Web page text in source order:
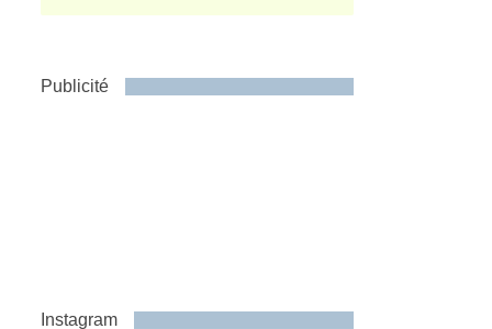
Publicité
Instagram